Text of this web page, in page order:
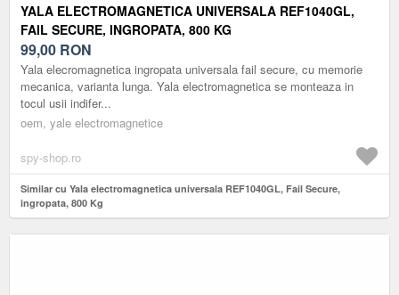
YALA ELECTROMAGNETICA UNIVERSALA REF1040GL,
FAIL SECURE, INGROPATA, 800 KG
99,00 RON
Yala elecromagnetica ingropata universala fail secure, cu memorie
mecanica, varianta lunga. Yala electromagnetica se monteaza in
tocul usii indifer...
oem, yale electromagnetice
spy-shop.ro
Similar cu Yala electromagnetica universala REF1040GL, Fail Secure,
ingropata, 800 Kg